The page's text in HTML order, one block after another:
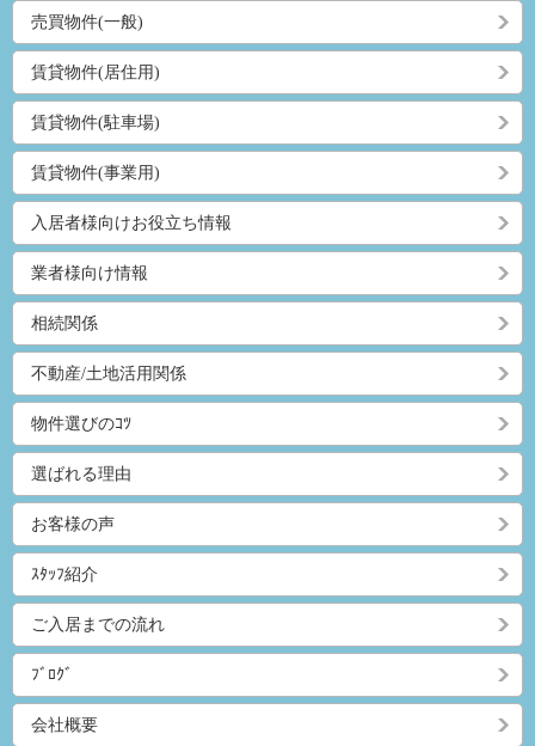
売買物件(一般)
賃貸物件(居住用)
賃貸物件(駐車場)
賃貸物件(事業用)
入居者様向けお役立ち情報
業者様向け情報
相続関係
不動産/土地活用関係
物件選びのｺﾂ
選ばれる理由
お客様の声
ｽﾀｯﾌ紹介
ご入居までの流れ
ﾌﾞﾛｸﾞ
会社概要